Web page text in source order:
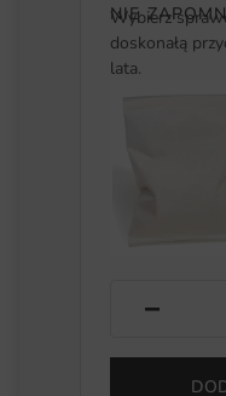
NIE
Wybierz
doskonałą
lata.
−